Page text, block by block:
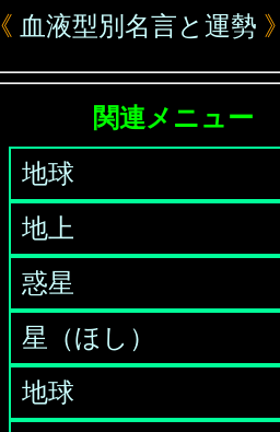
《 血液型別名言と運勢 》
関連メニュー
地球
地上
惑星
星（ほし）
地球